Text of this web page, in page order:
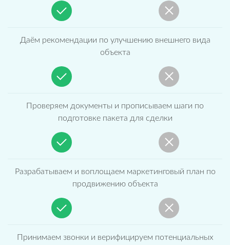
Даём рекомендации по улучшению внешнего вида
объекта
Проверяем документы и прописываем шаги по
подготовке пакета для сделки
Разрабатываем и воплощаем маркетинговый план по
продвижению объекта
Принимаем звонки и верифицируем потенциальных